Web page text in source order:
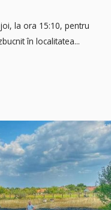
la ora 15:10, pentru
în localitatea...